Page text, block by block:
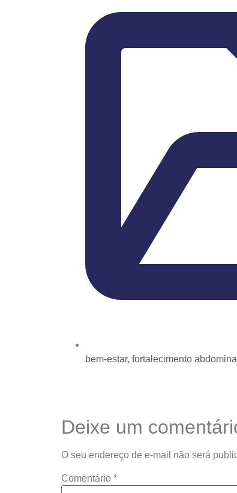
bem-estar, fortalecimento abdominal
Deixe um
O seu endereço de e-mail não será
Comentário *